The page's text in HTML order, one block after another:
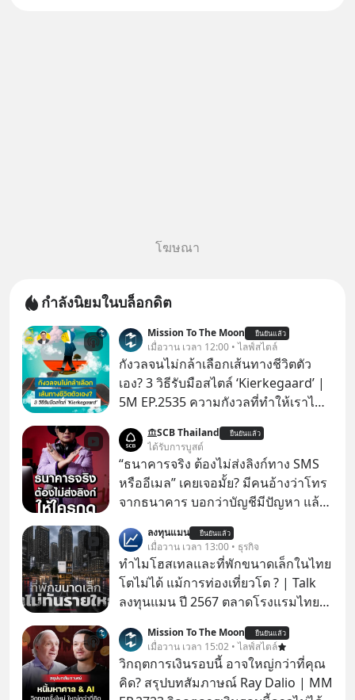
โฆษณา
กำลังนิยมในบล็อกดิต
Mission To The Moon ยืนยันแล้ว
เมื่อวาน เวลา 12:00 • ไลฟ์สไตล์
กังวลจนไม่กล้าเลือกเส้นทางชีวิตตัว
เอง? 3 วิธีรับมือสไตล์ ‘Kierkegaard’ |
5M EP.2535 ความกังวลที่ทำให้เราไม่
เรื่องใหญ่ หรือแม้แต่เรื่องสำคัญของ
ชีวิตเกิดจากการที่เรามี ‘อิสรภาพ’ และมี
ทางเลือกมากมาย ซึ่งเมื่อเทียบกับสัตว์
แล้วก็จะเห็นความแตกต่างได้ชัดว่าเรา
มากแค่ไหน แต่อิสรภาพ อำนาจ หรือ
การได้มีสิทธิเลือกนี้กลับสร้างความ
กังวลให้กับเรา แล้วเราจะรับมือกับ
ความกังวลนี้อย่างไร? ติดตามได้ในพอด
แคสต์ 5M EP. นี้ #goodtime
#5minutespodcast
#missiontothemoonpodcast
SCB Thailand ยืนยันแล้ว
ได้รับการบูสต์
“ธนาคารจริง ต้องไม่ส่งลิงก์ทาง SMS
หรืออีเมล” เคยเจอมั้ย? มีคนอ้างว่าโทร
จากธนาคาร บอกว่าบัญชีมีปัญหา แล้ว
ทันที มาฟัง “ป้าเก๋าเล่ากลโกง” เพื่อรู้ทัน
มุกหลอกลวงในคราบความน่าเชื่อถือ
กันค่ะ #แก้เกมกลโกง #ป้าเก๋าเล่ากล
โกง #LivesSustainably #อยู่อย่าง
ยั่งยืน #CyberSecurity #ป้าเก๋า
#FraudEducation #FinancialLiteracy
#DigitalBankWithHumanTouch
ลงทุนแมน ยืนยันแล้ว
เมื่อวาน เวลา 13:00 • ธุรกิจ
ทำไมโฮสเทลและที่พักขนาดเล็กในไทย
โตไม่ได้ แม้การท่องเที่ยวโต ? | Talk
ลงทุนแมน ปี 2567 ตลาดโรงแรมไทย
หรือไม่ว่า รายได้กว่า 85% กระจุกอยู่กับ
ผู้ประกอบการรายใหญ่ และมีอัตราการ
เติบโตได้ถึง 16% ขณะที่ผู้ประกอบการ
Mission To The Moon ยืนยันแล้ว
เมื่อวาน เวลา 15:02 • ไลฟ์สไตล์
วิกฤตการเงินรอบนี้ อาจใหญ่กว่าที่คุณ
คิด? สรุปบทสัมภาษณ์ Ray Dalio | MM